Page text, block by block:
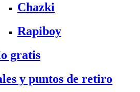
Chazki
Rapiboy
gratis
y puntos de retiro